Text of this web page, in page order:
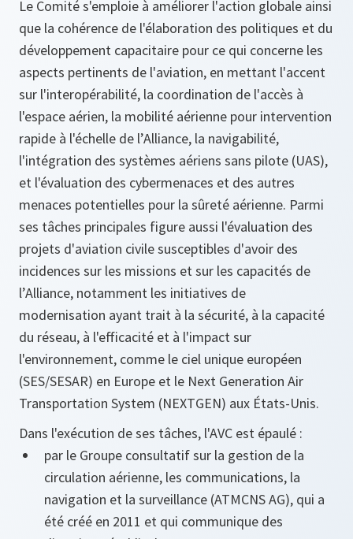
Le Comité s'emploie à améliorer l'action globale ainsi
que la cohérence de l'élaboration des politiques et du
développement capacitaire pour ce qui concerne les
aspects pertinents de l'aviation, en mettant l'accent
sur l'interopérabilité, la coordination de l'accès à
l'espace aérien, la mobilité aérienne pour intervention
rapide à l'échelle de l’Alliance, la navigabilité,
l'intégration des systèmes aériens sans pilote (UAS),
et l'évaluation des cybermenaces et des autres
menaces potentielles pour la sûreté aérienne. Parmi
ses tâches principales figure aussi l'évaluation des
projets d'aviation civile susceptibles d'avoir des
incidences sur les missions et sur les capacités de
l’Alliance, notamment les initiatives de
modernisation ayant trait à la sécurité, à la capacité
du réseau, à l'efficacité et à l'impact sur
l'environnement, comme le ciel unique européen
(SES/SESAR) en Europe et le Next Generation Air
Transportation System (NEXTGEN) aux États-Unis.
Dans l'exécution de ses tâches, l'AVC est épaulé :
par le Groupe consultatif sur la gestion de la
circulation aérienne, les communications, la
navigation et la surveillance (ATMCNS AG), qui a
été créé en 2011 et qui communique des